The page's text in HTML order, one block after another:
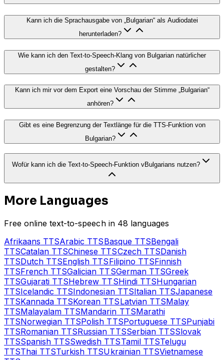
Kann ich die Sprachausgabe von „Bulgarian“ als Audiodatei
herunterladen?
Wie kann ich den Text-to-Speech-Klang von Bulgarian natürlicher
gestalten?
Kann ich mir vor dem Export eine Vorschau der Stimme „Bulgarian“
anhören?
Gibt es eine Begrenzung der Textlänge für die TTS-Funktion von
Bulgarian?
Wofür kann ich die Text-to-Speech-Funktion vBulgarians nutzen?
More Languages
Free online text-to-speech in 48 languages
Afrikaans TTSArabic TTSBasqueTTSBengali
TTSCatalan TTSChinese TTSCzechTTSDanish
TTSDutch TTSEnglish TTSFilipino TTSFinnish
TTSFrench TTSGalician TTSGermanTTSGreek
TTSGujarati TTSHebrew TTSHindiTTSHungarian
TTSIcelandic TTSIndonesianTTSItalianTTSJapanese
TTSKannada TTSKorean TTSLatvianTTSMalay
TTSMalayalam TTSMandarin TTSMarathi
TTSNorwegian TTSPolish TTSPortugueseTTSPunjabi
TTSRomanian TTSRussian TTSSerbianTTSSlovak
TTSSpanish TTSSwedish TTSTamilTTSTelugu
TTSThai TTSTurkish TTSUkrainianTTSVietnamese